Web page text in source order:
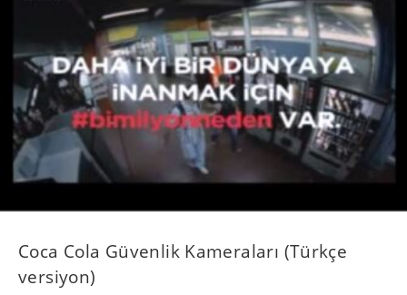
Coca Cola Güvenlik Kameraları (Türkçe
versiyon)